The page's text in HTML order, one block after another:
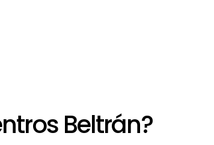
Beltrán?